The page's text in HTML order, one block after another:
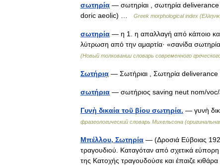
σωτηρίᾳ — σωτηρίαι , σωτηρία
doric aeolic) …
Greek morphological index
σωτηρία — η 1. η απαλλαγή από κάποιο
λύτρωση από την αμαρτία· «σανίδα
(Новый толковании словарь современного
Σωτήριᾳ — Σωτήριαι , Σωτηρία
σωτήρια — σωτήριος saving neut nom/
Γυνὴ δικαία τοῦ βίου σωτηρία. — γυνὴ
фразеологический словарь Михельсона
Μπέλλου, Σωτηρία — (Δροσιά Εύβοιας
τραγουδιού. Καταγόταν από σχετικά
της Κατοχής τραγουδούσε και έπαιζε